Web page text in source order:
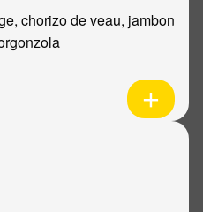
chorizo de veau, jambon